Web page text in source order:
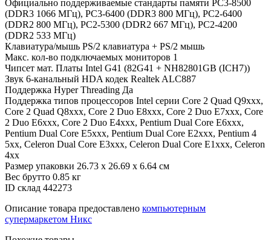
Официально поддерживаемые стандарты памяти PC3-8500
(DDR3 1066 МГц), PC3-6400 (DDR3 800 МГц), PC2-6400
(DDR2 800 МГц), PC2-5300 (DDR2 667 МГц), PC2-4200
(DDR2 533 МГц)
Клавиатура/мышь PS/2 клавиатура + PS/2 мышь
Макс. кол-во подключаемых мониторов 1
Чипсет мат. Платы Intel G41 (82G41 + NH82801GB (ICH7))
Звук 6-канальный HDA кодек Realtek ALC887
Поддержка Hyper Threading Да
Поддержка типов процессоров Intel серии Core 2 Quad Q9xxx,
Core 2 Quad Q8xxx, Core 2 Duo E8xxx, Core 2 Duo E7xxx, Core
2 Duo E6xxx, Core 2 Duo E4xxx, Pentium Dual Core E6xxx,
Pentium Dual Core E5xxx, Pentium Dual Core E2xxx, Pentium 4
5xx, Celeron Dual Core E3xxx, Celeron Dual Core E1xxx, Celeron
4xx
Размер упаковки 26.73 x 26.69 x 6.64 см
Вес брутто 0.85 кг
ID склад 442273
Описание товара предоставлено компьютерным
супермаркетом Никс